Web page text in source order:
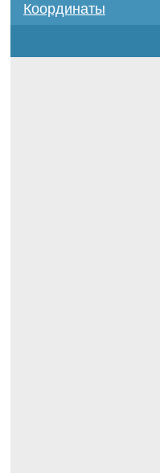
Координаты